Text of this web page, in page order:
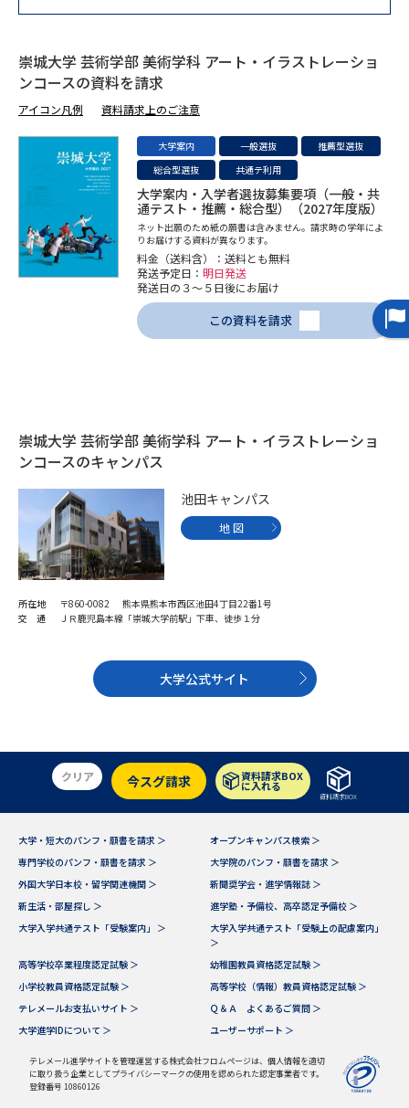
高等学校（情報）教員資格認定
試験
大学研究 大学検索
大学で学べる内容や特徴を調べる
新増設大学・学部・学科特集
国際・グローバルに強い大学特
集
奨学金・特待生制度特集
（高3生用）
（高2生用）
オープンキャンパスなどを調べる
オープンキャンパス検索
来場型・Web型イベント特集 夢ナビライブ
受験準備 資料検索
志望校・出願校を調べる
併願校選び 受験スケジュールを立てよう
先輩が入学を決めた理由 テレメール全国一斉進学調査
新生活お役立ちガイド
学問検索
大学で学びたい学問発見
崇城大学 芸術学部 美術学科 アート・イラストレーショ
ンコースの資料を請求
アイコン凡例 資料請求上のご注意
大学案内 一般選抜
推薦型選抜
総合型選抜
共通テ利用
大学案内・入学者選抜募集要項（一般・共
通テスト・推薦・総合型）（2027年度版）
ネット出願のため紙の願書は含みません。請求時の学年によ
りお届けする資料が異なります。
料金（送料含）：送料とも無料
発送予定日： 明日発送
発送日の３～５日後にお届け
この資料を請求
崇城大学 芸術学部 美術学科 アート・イラストレーショ
ンコースのキャンパス
池田キャンパス
地 図
所在地
〒860-0082 熊本県熊本市西区池田4丁目22番1号
交 通
ＪＲ鹿児島本線「崇城大学前駅」下車、徒歩１分
大学公式サイト
クリア 今スグ請求 資料請求BOX
に入れる
資料請求BOX
大学・短大のパンフ・願書を請求 ＞
オープンキャンパス検索 ＞
専門学校のパンフ・願書を請求 ＞
大学院のパンフ・願書を請求 ＞
外国大学日本校・留学関連機関 ＞
新聞奨学会・進学情報誌 ＞
新生活・部屋探し ＞
進学塾・予備校、高卒認定予備校 ＞
大学入学共通テスト「受験案内」 ＞
大学入学共通テスト「受験上の配慮案内」
＞
高等学校卒業程度認定試験 ＞
幼稚園教員資格認定試験 ＞
小学校教員資格認定試験 ＞
高等学校（情報）教員資格認定試験 ＞
テレメールお支払いサイト ＞
Ｑ＆Ａ よくあるご質問 ＞
大学進学IDについて ＞
ユーザーサポート ＞
テレメール進学サイトを管理運営する株式会社フロムページは、個人情報を適切
に取り扱う企業としてプライバシーマークの使用を認められた認定事業者です。
登録番号 10860126